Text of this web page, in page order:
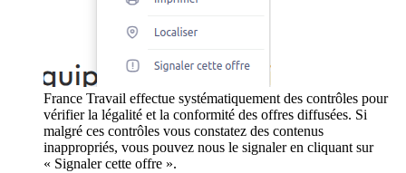
France Travail effectue systématiquement des contrôles pour
vérifier la légalité et la conformité des offres diffusées. Si
malgré ces contrôles vous constatez des contenus
inappropriés, vous pouvez nous le signaler en cliquant sur
« Signaler cette offre ».